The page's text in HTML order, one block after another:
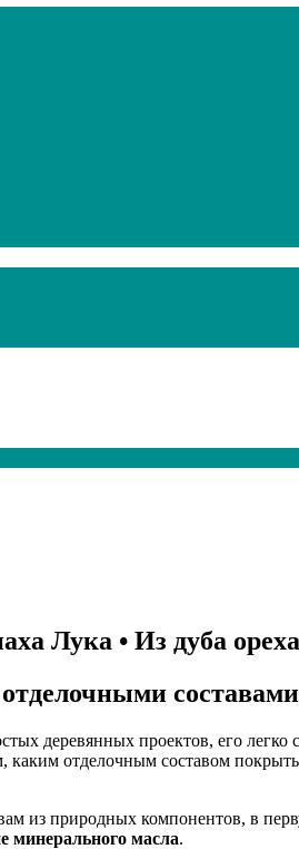
Лука • Из дуба ореха
составами
деревянных проектов, его
отделочным составом
из природных компонентов, в
минерального масла.